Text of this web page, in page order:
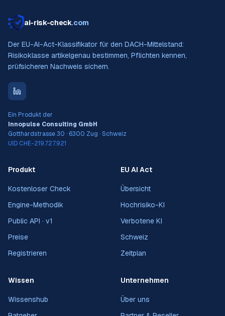
ai-risk-check.com
Der EU-AI-Act-Klassifikator für den DACH-Mittelstand:
Risikoklasse artikelgenau bestimmen, Pflichten kennen,
prüfsicheren Nachweis sichern.
Ein Produkt der
Innopulse Consulting GmbH
Gotthardstrasse 30 · 6300 Zug · Schweiz
UID CHE-219.727.921
Produkt
Kostenloser Check
Engine-Methodik
Public API · v1
Preise
Registrieren
EU AI Act
Übersicht
Hochrisiko-KI
Verbotene KI
Schweiz
Zeitplan
Wissen
Wissenshub
Unternehmen
Über uns